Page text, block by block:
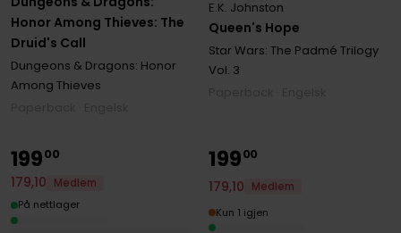
Honor Among Thieves: The
Druid's Call
Dungeons & Dragons: Honor
Among Thieves
Queen's Hope
E.K. Johnston
Star Wars: The Padmé Trilogy
Vol. 3
19900
179,10
Medlem
På nettlager
19900
179,10
Medlem
Kun 1 igjen